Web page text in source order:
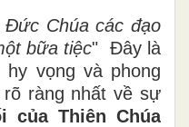
Đức Chúa các đạo
bữa tiệc" Đây là
vọng và phong
ràng nhất về sự
của Thiên Chúa